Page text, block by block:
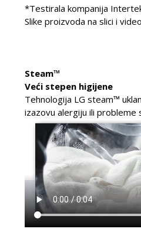
*Testirala kompanija
Slike proizvoda na slici i
Steam™
Veći stepen higijene
Tehnologija LG steam™
izazovu alergiju ili probleme